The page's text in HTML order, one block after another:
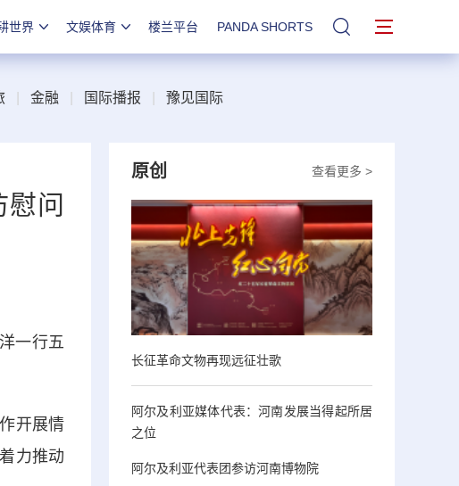
世界 文娱体育 楼兰平台 PANDA SHORTS 站内搜索
金融 国际播报 豫见国际
问
一行五
开展情
力推动
查看更多 >
原创
长征革命文物再现远征壮歌
阿尔及利亚媒体代表：河南发展当得起所居
之位
阿尔及利亚代表团参访河南博物院